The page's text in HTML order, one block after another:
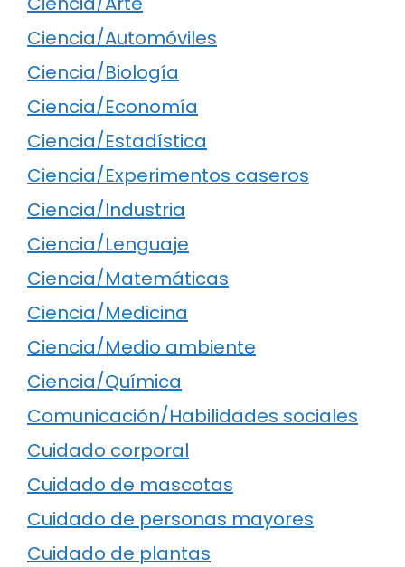
Ciencia/Automóviles
Ciencia/Biología
Ciencia/Economía
Ciencia/Estadística
Ciencia/Experimentos caseros
Ciencia/Industria
Ciencia/Lenguaje
Ciencia/Matemáticas
Ciencia/Medicina
Ciencia/Medio ambiente
Ciencia/Química
Comunicación/Habilidades sociales
Cuidado corporal
Cuidado de mascotas
Cuidado de personas mayores
Cuidado de plantas